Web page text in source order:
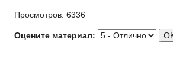
Просмотров: 6336
Оцените материал: